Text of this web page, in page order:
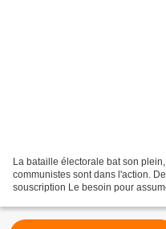
La bataille électorale bat son
communistes sont dans l'action.
souscription Le besoin pour